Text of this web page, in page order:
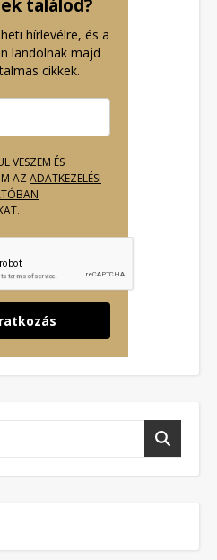
találod?
hírlevélre, és a
landolnak majd
cikkek.
VESZEM ÉS
AZ ADATKEZELÉSI